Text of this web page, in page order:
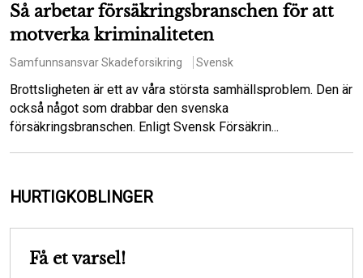
Så arbetar försäkringsbranschen för att
motverka kriminaliteten
SamfunnsansvarSkadeforsikring Svensk
Brottsligheten är ett av våra största samhällsproblem. Den är
också något som drabbar den svenska
försäkringsbranschen. Enligt Svensk Försäkrin...
HURTIGKOBLINGER
Få et varsel!